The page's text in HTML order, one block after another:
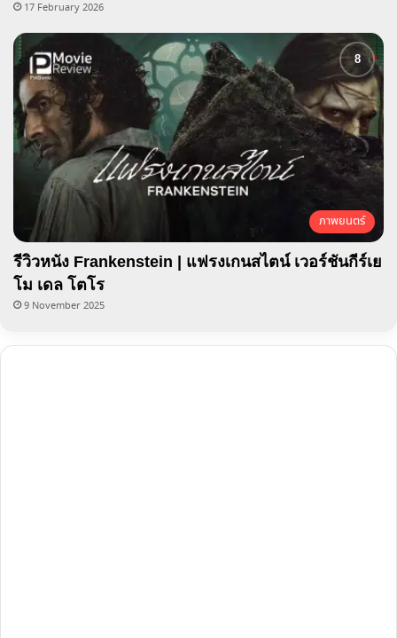
17 February 2026
ภาพยนตร์
รีวิวหนัง Frankenstein | แฟรงเกนสไตน์ เวอร์ชันกีร์เย
โม เดล โตโร
9 November 2025